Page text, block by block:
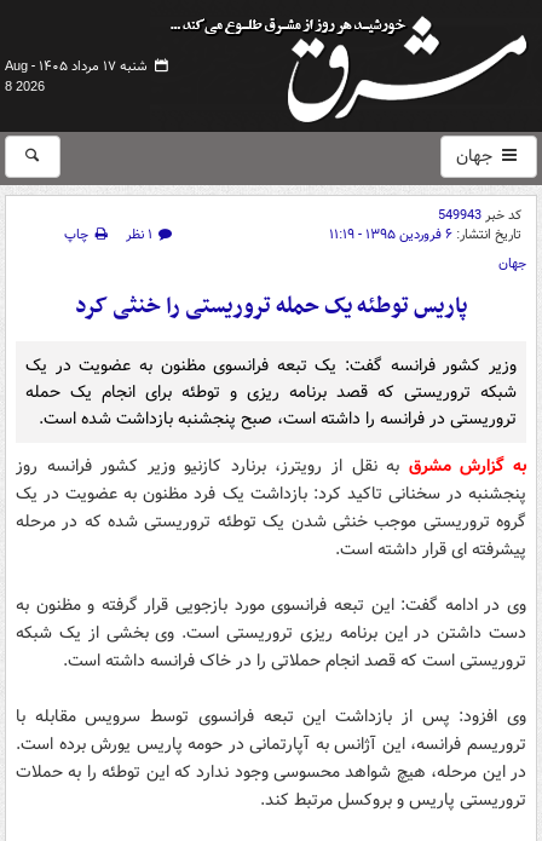
شنبه ۱۷ مرداد ۱۴۰۵ -
Aug
8 2026
جهان
کد خبر549943
تاریخ انتشار: ۶ فروردین ۱۳۹۵ - ۱۱:۱۹ ۱ نظر
چاپ
جهان
پاریس توطئه یک حمله تروریستی را خنثی کرد
وزیر کشور فرانسه گفت: یک تبعه فرانسوی مظنون به عضویت در یک
شبکه تروریستی که قصد برنامه ریزی و توطئه برای انجام یک حمله
تروریستی در فرانسه را داشته است، صبح پنجشنبه بازداشت شده است.
به گزارش مشرق به نقل از رویترز، برنارد کازنیو وزیر کشور فرانسه روز
پنجشنبه در سخنانی تاکید کرد: بازداشت یک فرد مظنون به عضویت در یک
گروه تروریستی موجب خنثی شدن یک توطئه تروریستی شده که در مرحله
پیشرفته ای قرار داشته است.
وی در ادامه گفت: این تبعه فرانسوی مورد بازجویی قرار گرفته و مظنون به
دست داشتن در این برنامه ریزی تروریستی است. وی بخشی از یک شبکه
تروریستی است که قصد انجام حملاتی را در خاک فرانسه داشته است.
وی افزود: پس از بازداشت این تبعه فرانسوی توسط سرویس مقابله با
تروریسم فرانسه، این آژانس به آپارتمانی در حومه پاریس یورش برده است.
در این مرحله، هیچ شواهد محسوسی وجود ندارد که این توطئه را به حملات
تروریستی پاریس و بروکسل مرتبط کند.